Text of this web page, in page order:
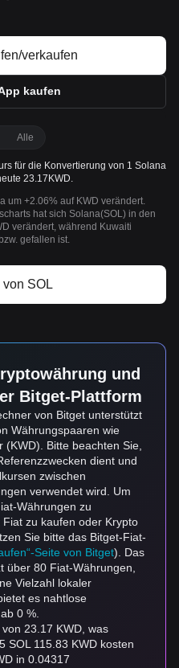
verkaufen
kaufen
Alle
für die Konvertierung von 1 Solana
23.17KWD.
um +2.06% auf KWD verändert.
hat sich Solana(SOL) in den
verändert, während Kuwaiti
gefallen ist.
von SOL
und
Bitget-Plattform
von Bitget unterstützt
Währungspaaren wie
Bitte beachten Sie,
dient und
zwischen
verwendet wird. Um
Währungen zu
zu kaufen oder Krypto
Sie bitte das Bitget-Fiat-
Seite von Bitget). Das
über 80 Fiat-Währungen,
Vielzahl lokaler
es nahtlose
0 %.
23.17 KWD, was
SOL 115.83 KWD kosten